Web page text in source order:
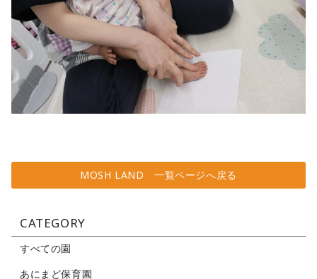
MOSH LAND 一覧ページへ戻る
CATEGORY
すべての園
あにまど保育園